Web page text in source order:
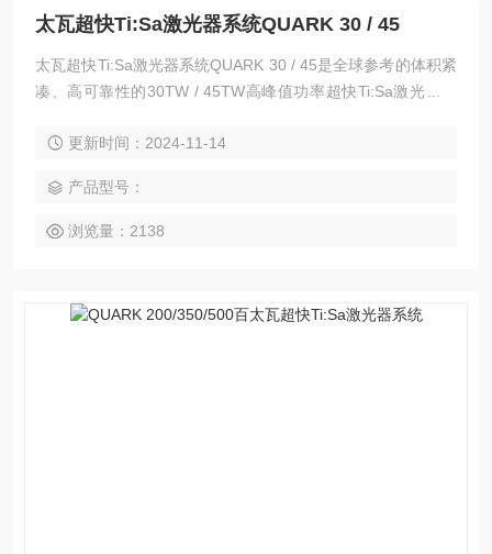
太瓦超快Ti:Sa激光器系统QUARK 30 / 45
太瓦超快Ti:Sa激光器系统QUARK 30 / 45是全球参考的体积紧
凑、高可靠性的30TW / 45TW高峰值功率超快Ti:Sa激光器系
创新，可靠的工业级技术，智能平台轻松便捷，有效的整合。
更新时间：2024-11-14
产品型号：
浏览量：2138